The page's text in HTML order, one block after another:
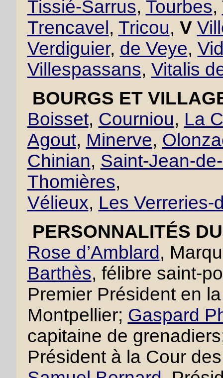
Tissié-Sarrus, Tourbes,
Trencavel , Tricou, V
Verdiguier, de Veye,
Villespassans, Vitalis
BOURGS ET
Boisset, Courniou, La
Agout, Minerve,
Chinian, Saint-Jean-
Thomières,
Vélieux, Les Verreries-
PERSONNALITÉS
Rose d’Amblard ,
Barthès, félibre saint-
Premier Président en
Montpellier; Gaspard
capitaine de
Président à la Cour